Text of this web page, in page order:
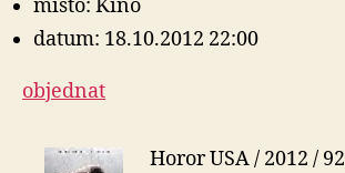
místo: Kino
datum: 18.10.2012 22:00
objednat
Horor USA / 2012 / 92